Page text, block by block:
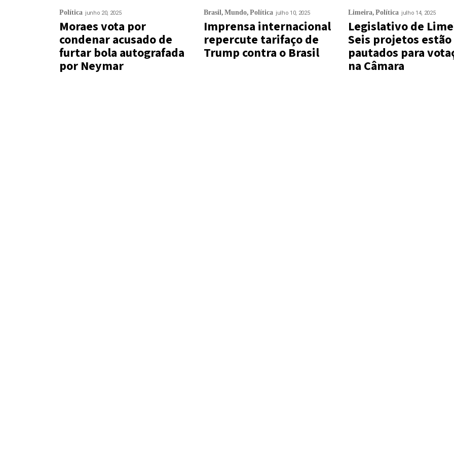
Política junho 20, 2025
Moraes vota por
condenar acusado de
furtar bola autografada
por Neymar
Brasil Mundo Política julho 10, 2025
Imprensa internacional
repercute tarifaço de
Trump contra o Brasil
Limeira Política julho 14, 2025
Legislativo de
Seis projetos estão
pautados para
na Câmara